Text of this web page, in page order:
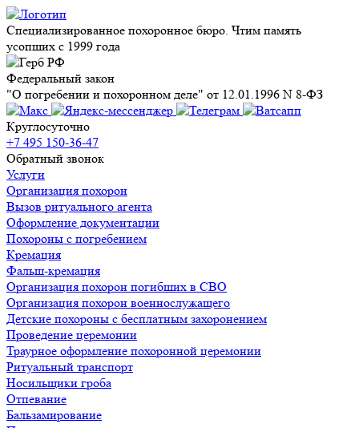
Специализированное похоронное бюро. Чтим память
усопших с 1999 года
Федеральный закон
"О погребении и похоронном деле" от 12.01.1996 N 8-ФЗ
Круглосуточно
+7 495 150-36-47
Обратный звонок
Услуги
Организация похорон
Вызов ритуального агента
Оформление документации
Похороны с погребением
Кремация
Фальш-кремация
Организация похорон погибших в СВО
Организация похорон военнослужащего
Детские похороны с бесплатным захоронением
Проведение церемонии
Траурное оформление похоронной церемонии
Ритуальный транспорт
Носильщики гроба
Отпевание
Бальзамирование